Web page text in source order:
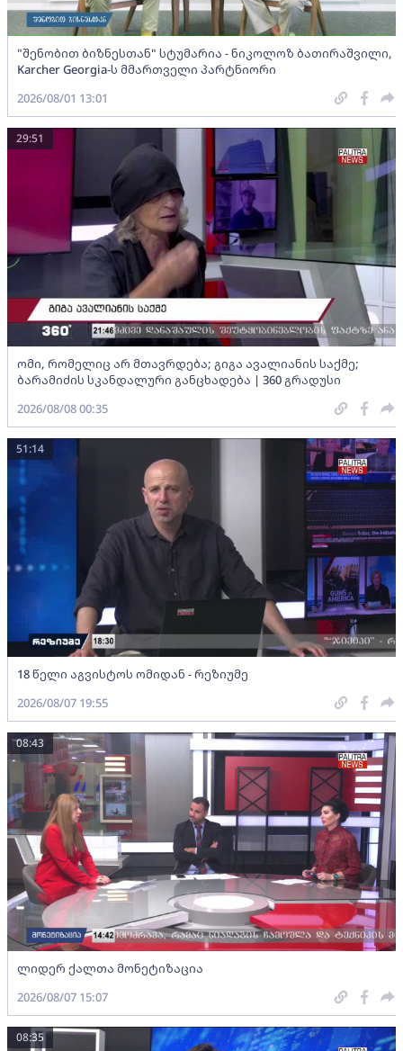
"შენობით ბიზნესთან" სტუმარია - ნიკოლოზ ბათირაშვილი,
Karcher Georgia-ს მმართველი პარტნიორი
2026/08/01 13:01
ომი, რომელიც არ მთავრდება; გიგა ავალიანის საქმე;
ბარამიძის სკანდალური განცხადება | 360 გრადუსი
29:51
2026/08/08 00:35
18 წელი აგვისტოს ომიდან - რეზიუმე
51:14
2026/08/07 19:55
ლიდერ ქალთა მონეტიზაცია
08:43
2026/08/07 15:07
08:35